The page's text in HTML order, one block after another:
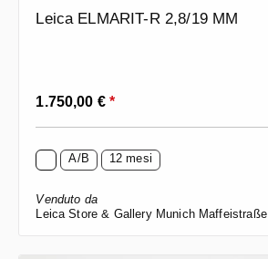
Leica ELMARIT-R 2,8/19 MM
Prezzo normale:
1.750,00 €*
A/B 12 mesi
Venduto da
Leica Store & Gallery Munich Maffeistraße